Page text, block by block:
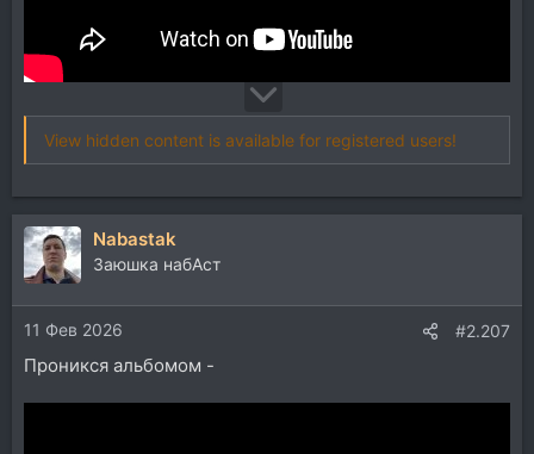
View hidden content is available for registered users!
Nabastak
Заюшка набАст
11 Фев 2026 #2.207
Проникся альбомом -